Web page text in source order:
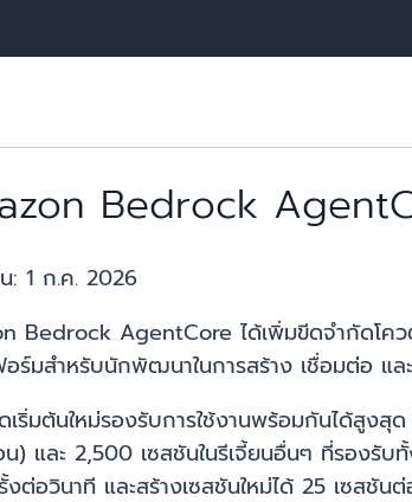
Bedrock
: 1 ก.ค. 2026
Bedrock AgentCore ได้เพิ่มขีดจำกัดโคว
ร์มสำหรับนักพัฒนาในการสร้าง เชื่อมต่อ แ
ริ่มต้นใหม่รองรับการใช้งานพร้อมกันได้สูงสุ
) และ 2,500 เซสชันในรีเจี้ยนอื่นๆ ที่รองรั
ต่อวินาที และสร้างเซสชันใหม่ได้ 25 เซสชั